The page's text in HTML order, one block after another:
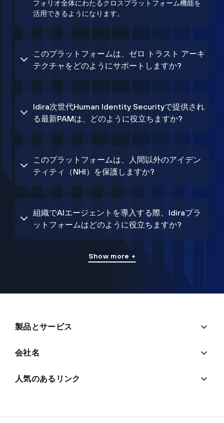
フォリオ全体にわたるクロスプラットフォーム機能を
活用できるようになります。
このプラットフォームは、ゼロ トラスト アーキ
テクチャをどのようにサポートしますか?
Idira次世代Human Identity Securityで提供され
る最新PAMは、どのように役立ちますか?
このプラットフォームは、人間以外のアイデン
ティティ（NHI）を保護しますか?
組織でAIエージェントを導入する際、Idiraプラ
ットフォームはどのように役立ちますか?
Show more +
製品とサービス
会社名
人気のあるリンク